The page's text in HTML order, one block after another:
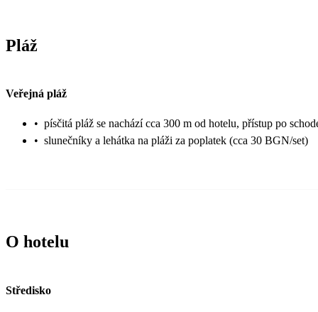
Pláž
Veřejná pláž
• písčitá pláž se nachází cca 300 m od hotelu, přístup po
• slunečníky a lehátka na pláži za poplatek (cca 30 BGN/set)
O hotelu
Středisko